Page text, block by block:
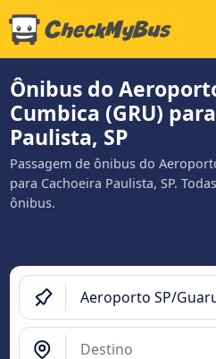
Ônibus do
Cumbica (GRU)
Paulista, SP
Passagem de ônibus do
para Cachoeira Paulista, SP.
ônibus.